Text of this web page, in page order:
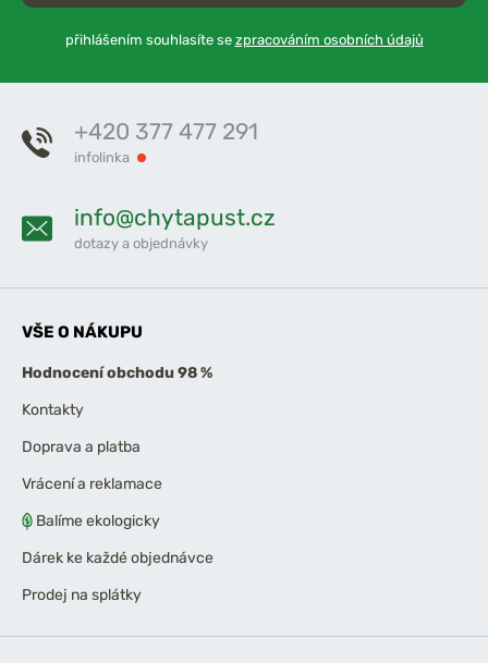
přihlášením souhlasíte se zpracováním osobních údajů
+420 377 477 291
infolinka
info@chytapust.cz
dotazy a objednávky
VŠE O NÁKUPU
Hodnocení obchodu 98 %
Kontakty
Doprava a platba
Vrácení a reklamace
Balíme ekologicky
Dárek ke každé objednávce
Prodej na splátky